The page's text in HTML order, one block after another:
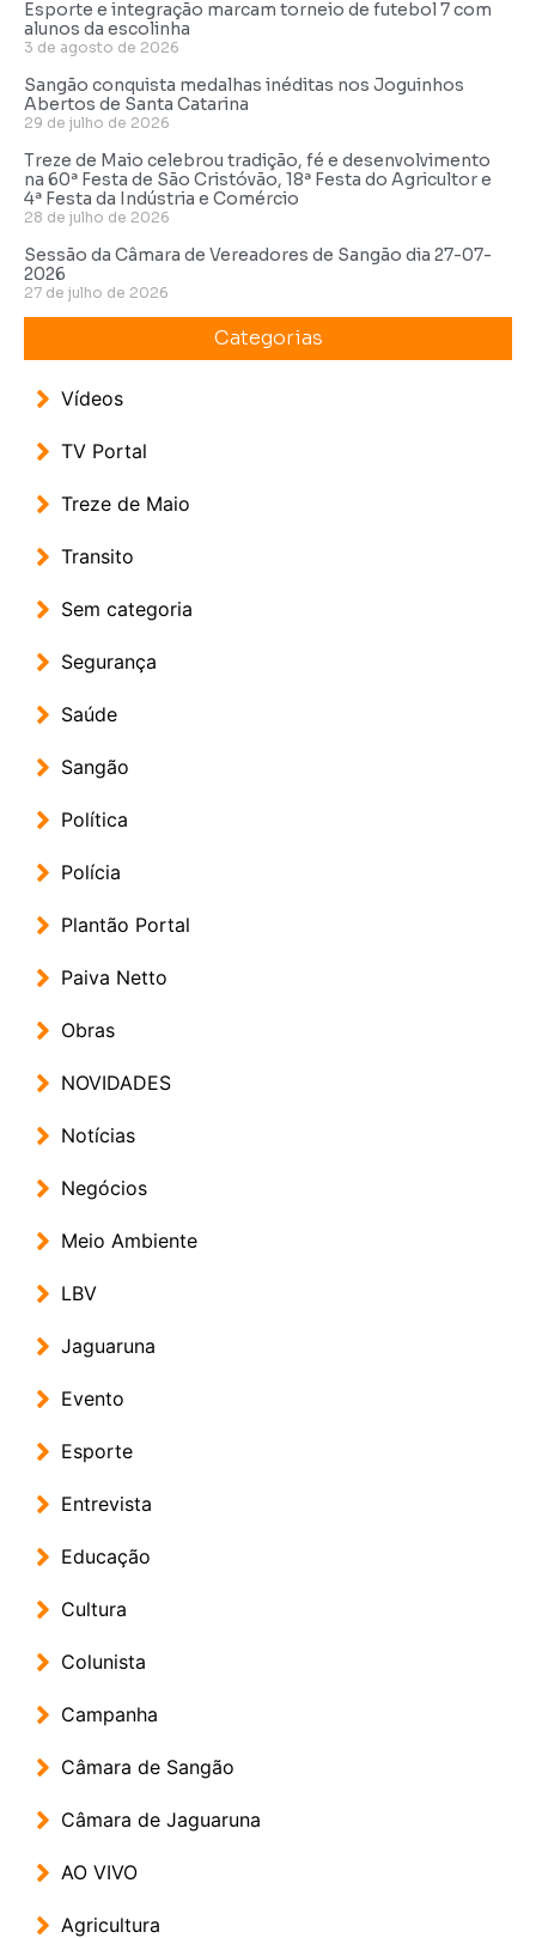
Esporte e integração marcam torneio de futebol 7 com
alunos da escolinha
3 de agosto de 2026
Sangão conquista medalhas inéditas nos Joguinhos
Abertos de Santa Catarina
29 de julho de 2026
Treze de Maio celebrou tradição, fé e desenvolvimento
na 60ª Festa de São Cristóvão, 18ª Festa do Agricultor e
4ª Festa da Indústria e Comércio
28 de julho de 2026
Sessão da Câmara de Vereadores de Sangão dia 27-07-
2026
27 de julho de 2026
Categorias
Vídeos
TV Portal
Treze de Maio
Transito
Sem categoria
Segurança
Saúde
Sangão
Política
Polícia
Plantão Portal
Paiva Netto
Obras
NOVIDADES
Notícias
Negócios
Meio Ambiente
LBV
Jaguaruna
Evento
Esporte
Entrevista
Educação
Cultura
Colunista
Campanha
Câmara de Sangão
Câmara de Jaguaruna
AO VIVO
Agricultura